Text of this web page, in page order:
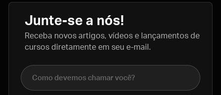
Junte-se a nós!
Receba novos artigos, vídeos e lançamentos de
cursos diretamente em seu e-mail.
Nome completo